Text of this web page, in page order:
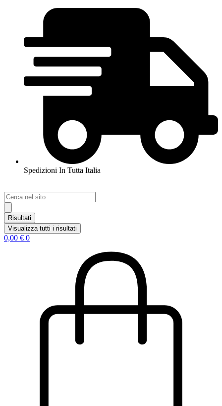
Spedizioni In Tutta Italia
Search
...
Risultati
Visualizza tutti i risultati
0,00 € 0